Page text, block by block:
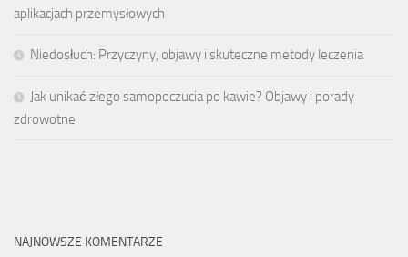
aplikacjach przemysłowych
Niedosłuch: Przyczyny, objawy i skuteczne metody leczenia
Jak unikać złego samopoczucia po kawie? Objawy i porady
zdrowotne
NAJNOWSZE KOMENTARZE